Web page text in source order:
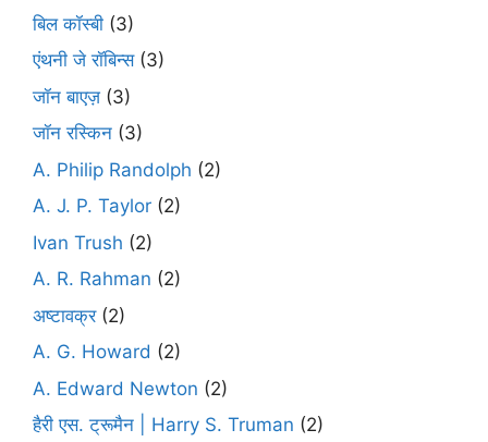
बिल कॉस्बी (3)
एंथनी जे रॉबिन्स(3)
जॉन बाएज़ (3)
जॉन रस्किन (3)
A. Philip Randolph (2)
A. J. P. Taylor (2)
Ivan Trush (2)
A. R. Rahman (2)
अष्टावक्र(2)
A. G. Howard (2)
A. Edward Newton (2)
हैरी एस. ट्रूमैन | Harry S. Truman (2)